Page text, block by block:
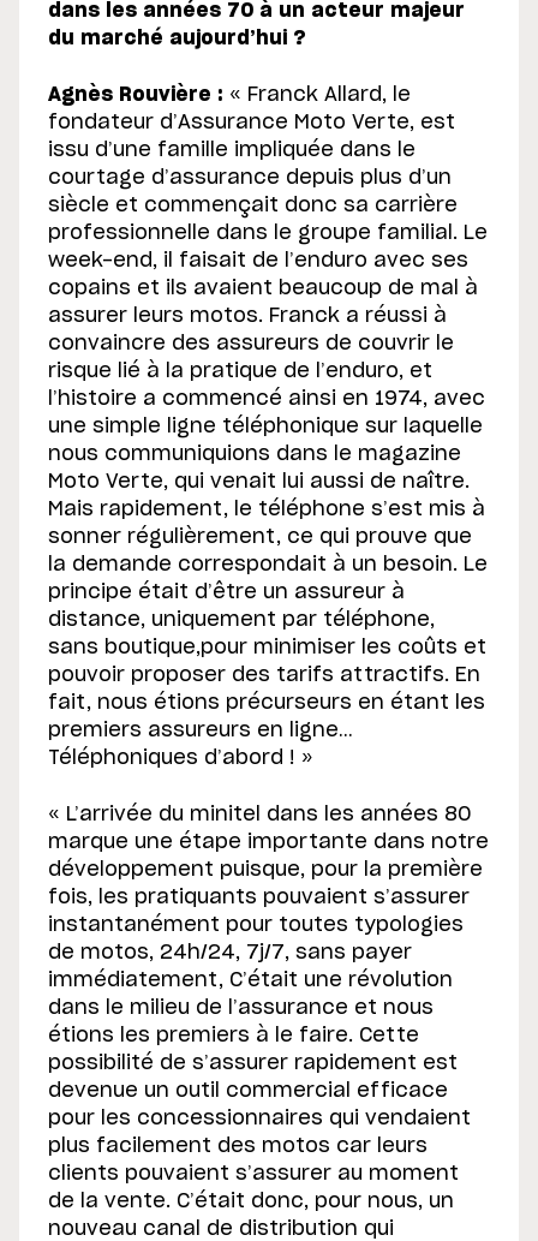
dans les années 70 à un acteur majeur
du marché aujourd’hui ?
Agnès Rouvière : « Franck Allard, le
fondateur d’Assurance Moto Verte, est
issu d’une famille impliquée dans le
courtage d’assurance depuis plus d’un
siècle et commençait donc sa carrière
professionnelle dans le groupe familial. Le
week-end, il faisait de l’enduro avec ses
copains et ils avaient beaucoup de mal à
assurer leurs motos. Franck a réussi à
convaincre des assureurs de couvrir le
risque lié à la pratique de l’enduro, et
l’histoire a commencé ainsi en 1974, avec
une simple ligne téléphonique sur laquelle
nous communiquions dans le magazine
Moto Verte, qui venait lui aussi de naître.
Mais rapidement, le téléphone s’est mis à
sonner régulièrement, ce qui prouve que
la demande correspondait à un besoin. Le
principe était d’être un assureur à
distance, uniquement par téléphone,
sans boutique,pour minimiser les coûts et
pouvoir proposer des tarifs attractifs. En
fait, nous étions précurseurs en étant les
premiers assureurs en ligne…
Téléphoniques d’abord ! »
« L’arrivée du minitel dans les années 80
marque une étape importante dans notre
développement puisque, pour la première
fois, les pratiquants pouvaient s’assurer
instantanément pour toutes typologies
de motos, 24h/24, 7j/7, sans payer
immédiatement, C’était une révolution
dans le milieu de l’assurance et nous
étions les premiers à le faire. Cette
possibilité de s’assurer rapidement est
devenue un outil commercial efficace
pour les concessionnaires qui vendaient
plus facilement des motos car leurs
clients pouvaient s’assurer au moment
de la vente. C’était donc, pour nous, un
nouveau canal de distribution qui